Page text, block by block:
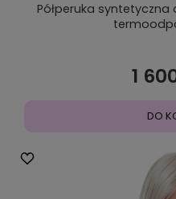
Półperuka
1
DO